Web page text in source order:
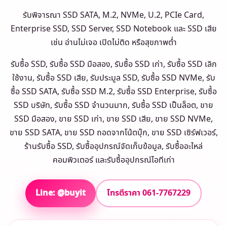
รับพิจารณา SSD SATA, M.2, NVMe, U.2, PCIe Card,
Enterprise SSD, SSD Server, SSD Notebook และ SSD เสีย
เช่น อ่านไม่เจอ เปิดไม่ติด หรือสุขภาพต่ำ
รับซื้อ SSD, รับซื้อ SSD มือสอง, รับซื้อ SSD เก่า, รับซื้อ SSD เลิก
ใช้งาน, รับซื้อ SSD เสีย, รับประมูล SSD, รับซื้อ SSD NVMe, รับ
ซื้อ SSD SATA, รับซื้อ SSD M.2, รับซื้อ SSD Enterprise, รับซื้อ
SSD บริษัท, รับซื้อ SSD จำนวนมาก, รับซื้อ SSD เป็นล็อต, ขาย
SSD มือสอง, ขาย SSD เก่า, ขาย SSD เสีย, ขาย SSD NVMe,
ขาย SSD SATA, ขาย SSD ถอดจากโน้ตบุ๊ก, ขาย SSD เซิร์ฟเวอร์,
ร้านรับซื้อ SSD, รับซื้ออุปกรณ์จัดเก็บข้อมูล, รับซื้ออะไหล่
คอมพิวเตอร์ และรับซื้ออุปกรณ์ไอทีเก่า
Line: @buyit โทรตีราคา 061-7767229